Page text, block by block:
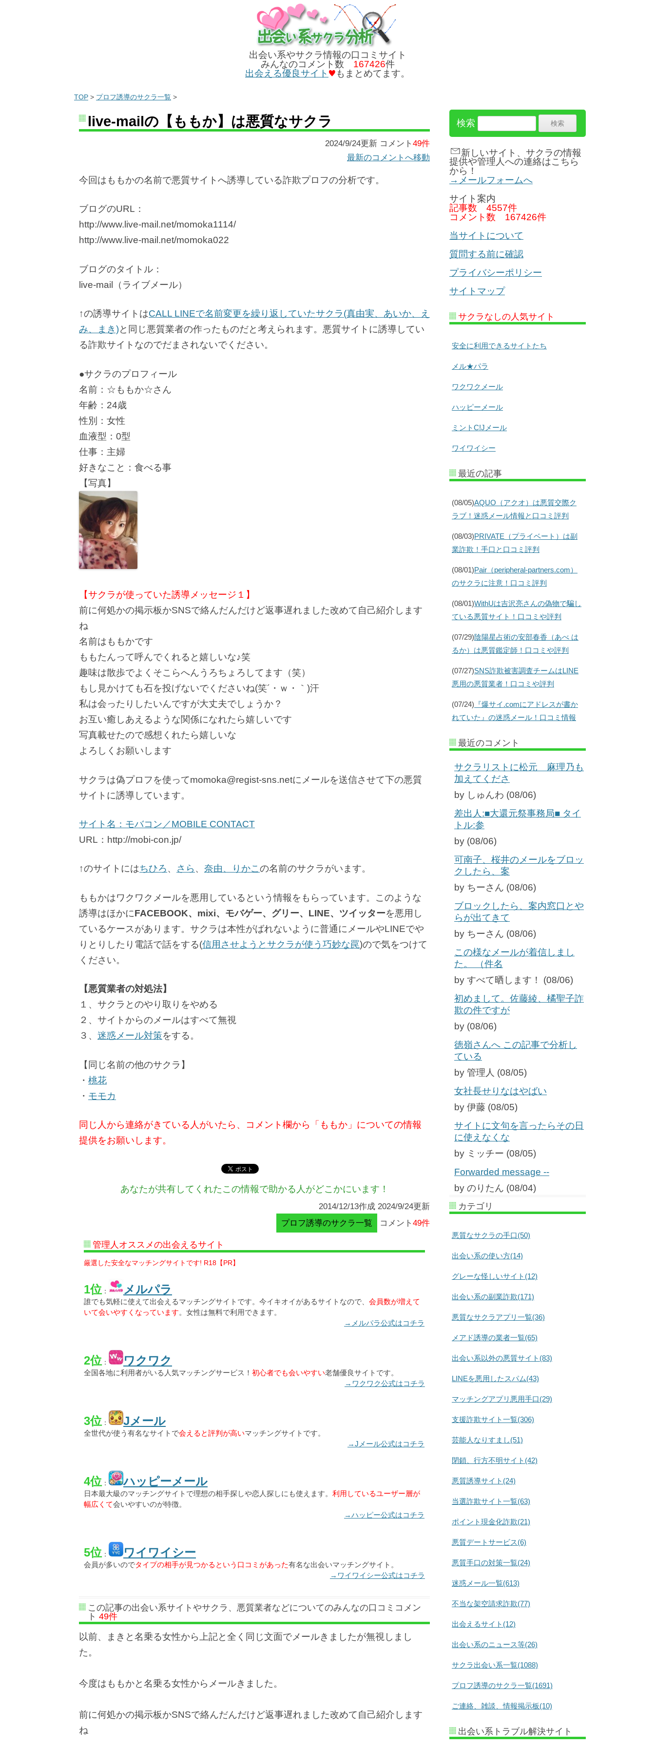
出会い系やサクラ情報の口コミサイト
みんなのコメント数 167426件
出会える優良サイト
もまとめてます。
TOP > プロフ誘導のサクラ一覧 >
live-mailの【ももか】は悪質なサクラ
2024/9/24更新 コメント 49件
最新のコメントへ移動
今回はももかの名前で悪質サイトへ誘導している詐欺プロフの分析です。
ブログのURL：
http://www.live-mail.net/momoka1114/
http://www.live-mail.net/momoka022
ブログのタイトル：
live-mail（ライブメール）
↑の誘導サイトはCALL LINEで名前変更を繰り返していたサクラ(真由実、あいか、え
み、まき)と同じ悪質業者の作ったものだと考えられます。悪質サイトに誘導してい
る詐欺サイトなのでだまされないでください。
●サクラのプロフィール
名前：☆ももか☆さん
年齢：24歳
性別：女性
血液型：0型
仕事：主婦
好きなこと：食べる事
【写真】
【サクラが使っていた誘導メッセージ１】
前に何処かの掲示板かSNSで絡んだんだけど返事遅れました改めて自己紹介します
ね
名前はももかです
ももたんって呼んでくれると嬉しいな♪笑
趣味は散歩でよくそこらへんうろちょろしてます（笑）
もし見かけても石を投げないでくださいね(笑´・ｗ・｀)汗
私は会ったりしたいんですが大丈夫でしょうか？
お互い癒しあえるような関係になれたら嬉しいです
写真載せたので感想くれたら嬉しいな
よろしくお願いします
サクラは偽プロフを使ってmomoka@regist-sns.netにメールを送信させて下の悪質
サイトに誘導しています。
サイト名：モバコン／MOBILE CONTACT
URL：http://mobi-con.jp/
↑のサイトにはちひろ、 さら 、 奈由、りかこの名前のサクラがいます。
ももかはワクワクメールを悪用しているという情報をもらっています。このような
誘導はほかにFACEBOOK、mixi、モバゲー、グリー、LINE、ツイッターを悪用し
ているケースがあります。サクラは本性がばれないように普通にメールやLINEでや
りとりしたり電話で話をする(信用させようとサクラが使う巧妙な罠)ので気をつけて
ください。
【悪質業者の対処法】
１、サクラとのやり取りをやめる
２、サイトからのメールはすべて無視
３、 迷惑メール対策をする。
【同じ名前の他のサクラ】
・ 桃花
・ モモカ
同じ人から連絡がきている人がいたら、コメント欄から「ももか」についての情報
提供をお願いします。
あなたが共有してくれたこの情報で助かる人がどこかにいます！
2014/12/13作成 2024/9/24更新
プロフ誘導のサクラ一覧
コメント 49件
管理人オススメの出会えるサイト
厳選した安全なマッチングサイトです! R18【PR】
1位： メルパラ
誰でも気軽に使えて出会えるマッチングサイトです。今イキオイがあるサイトなので、 会員数が増えて
いて会いやすくなっています。女性は無料で利用できます。
→メルパラ公式はコチラ
2位： ワクワク
全国各地に利用者がいる人気マッチングサービス！ 初心者でも会いやすい老舗優良サイトです。
→ワクワク公式はコチラ
3位： Jメール
全世代が使う有名なサイトで会えると評判が高いマッチングサイトです。
→Jメール公式はコチラ
4位： ハッピーメール
日本最大級のマッチングサイトで理想の相手探しや恋人探しにも使えます。 利用しているユーザー層が
幅広くて会いやすいのが特徴。
→ハッピー公式はコチラ
5位： ワイワイシー
会員が多いのでタイプの相手が見つかるという口コミがあった有名な出会いマッチングサイト。
→ワイワイシー公式はコチラ
この記事の出会い系サイトやサクラ、悪質業者などについてのみんなの口コミコメン
ト 49件
以前、まきと名乗る女性から上記と全く同じ文面でメールきましたが無視しまし
た。
今度はももかと名乗る女性からメールきました。
前に何処かの掲示板かSNSで絡んだんだけど返事遅れました改めて自己紹介します
ね
検索
新しいサイト、サクラの情報
提供や管理人への連絡はこちら
から！
→メールフォームへ
サイト案内
記事数 4557件
コメント数 167426件
当サイトについて
質問する前に確認
プライバシーポリシー
サイトマップ
サクラなしの人気サイト
安全に利用できるサイトたち
メル★パラ
ワクワクメール
ハッピーメール
ミントC!Jメール
ワイワイシー
最近の記事
(08/05)AQUO（アクオ）は悪質交際ク
ラブ！迷惑メール情報と口コミ評判
(08/03)PRIVATE（プライベート）は副
業詐欺！手口と口コミ評判
(08/01)Pair（peripheral-partners.com）
のサクラに注意！口コミ評判
(08/01)WithUは吉沢亮さんの偽物で騙し
ている悪質サイト！口コミや評判
(07/29)陰陽星占術の安部春香（あべ は
るか）は悪質鑑定師！口コミや評判
(07/27)SNS詐欺被害調査チームはLINE
悪用の悪質業者！口コミや評判
(07/24) 『爆サイ.comにアドレスが書か
れていた』の迷惑メール！口コミ情報
最近のコメント
サクラリストに松元 麻理乃も
加えてくださ
by しゅんわ (08/06)
差出人:■大還元祭事務局■ タイ
トル:参
by (08/06)
可南子、桜井のメールをブロッ
クしたら、案
by ちーさん (08/06)
ブロックしたら、案内窓口とや
らが出てきて
by ちーさん (08/06)
この様なメールが着信しまし
た。 （件名
by すべて晒します！ (08/06)
初めまして。佐藤綾、橘聖子詐
欺の件ですが
by (08/06)
徳嶺さんへ この記事で分析し
ている
by 管理人 (08/05)
女社長せりなはやばい
by 伊藤 (08/05)
サイトに文句を言ったらその日
に使えなくな
by ミッチー (08/05)
Forwarded message --
by のりたん (08/04)
カテゴリ
悪質なサクラの手口(50)
出会い系の使い方(14)
グレーな怪しいサイト(12)
出会い系の副業詐欺(171)
悪質なサクラアプリ一覧(36)
メアド誘導の業者一覧(65)
出会い系以外の悪質サイト(83)
LINEを悪用したスパム(43)
マッチングアプリ悪用手口(29)
支援詐欺サイト一覧(306)
芸能人なりすまし(51)
閉鎖、行方不明サイト(42)
悪質誘導サイト(24)
当選詐欺サイト一覧(63)
ポイント現金化詐欺(21)
悪質デートサービス(6)
悪質手口の対策一覧(24)
迷惑メール一覧(613)
不当な架空請求詐欺(77)
出会えるサイト(12)
出会い系のニュース等(26)
サクラ出会い系一覧(1088)
プロフ誘導のサクラ一覧(1691)
ご連絡、雑談、情報掲示板(10)
出会い系トラブル解決サイト